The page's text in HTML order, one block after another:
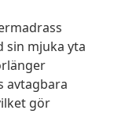
mjuka yta
avtagbara
gör